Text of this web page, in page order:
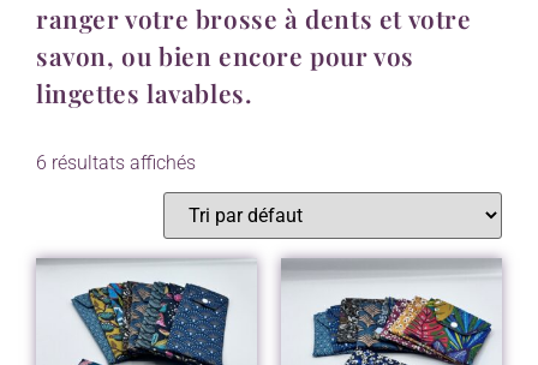
ranger votre brosse à dents et votre
savon, ou bien encore pour vos
lingettes lavables.
6 résultats affichés